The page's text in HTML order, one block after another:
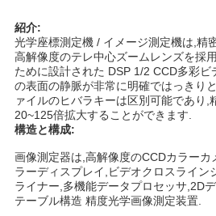
さ
い
引
用
を
要
紹介:
光学座標測定機 / イメージ測定機は,精
高解像度のテレ中心ズームレンズを採
ために設計された DSP 1/2 CCD多彩
の表面の静脈が非常に明確ではっきり
ァイルのヒバラキーは区別可能であり,
20~125倍拡大することができます.
構造と構成:
画像測定器は,高解像度のCCDカラーカ
ラーディスプレイ,ビデオクロスライン
ライナー,多機能データプロセッサ,2D
テーブル構造 精度光学画像測定装置.